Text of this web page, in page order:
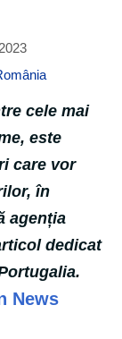
cele mai
este
care vor
în
agenția
dedicat
News